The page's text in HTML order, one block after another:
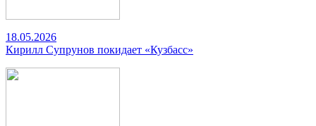
18.05.2026
Кирилл Супрунов покидает «Кузбасс»